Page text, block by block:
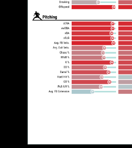
What's wrong with Pa